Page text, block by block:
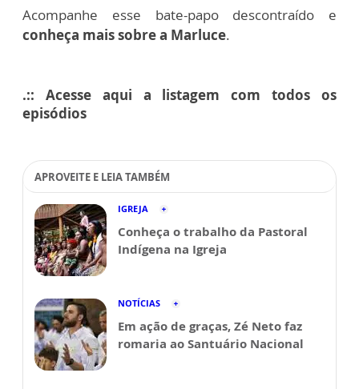
Acompanhe esse bate-papo descontraído e
conheça mais sobre a Marluce.
.:: Acesse aqui a listagem com todos os
episódios
APROVEITE E LEIA TAMBÉM
IGREJA
Conheça o trabalho da Pastoral
Indígena na Igreja
NOTÍCIAS
Em ação de graças, Zé Neto faz
romaria ao Santuário Nacional